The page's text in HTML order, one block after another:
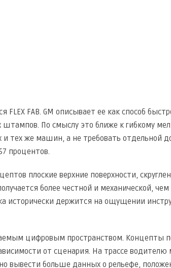
FLEX FAB. GM описывает ее как способ
По смыслу это ближе к гибкому
тех же машин, а не требовать отдельной
процентов.
плоские верхние поверхности,
более честной и механической,
исторически держится на ощущении
цифровым пространством. Концепты
от сценария. На трассе
вывести больше данных о рельефе,